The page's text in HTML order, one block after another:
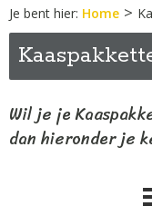
Je bent hier: Home >
Wil je je
dan hieronder je